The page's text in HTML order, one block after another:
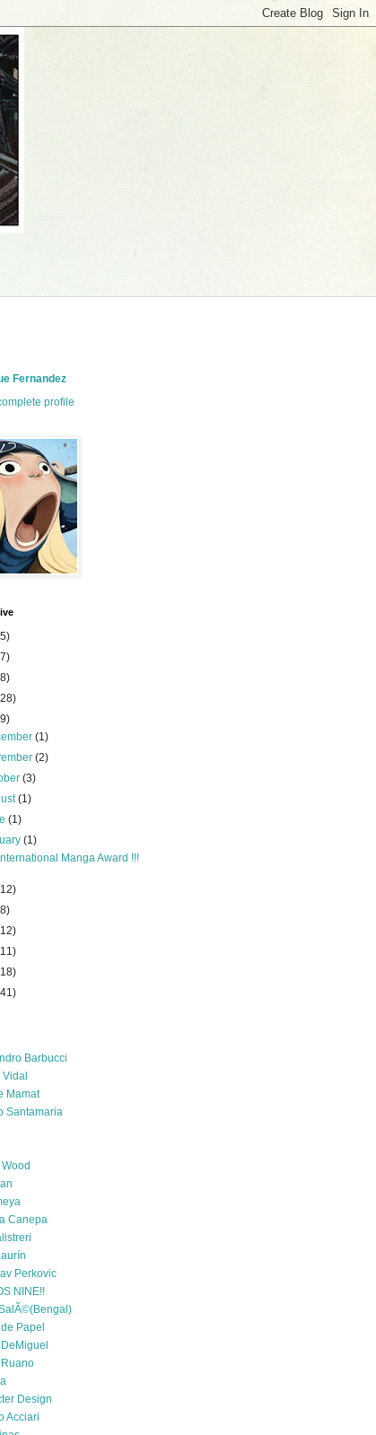
Fernandez
profile
(1)
(2)
(3)
(1)
(1)
(1)
Manga Award !!!
Barbucci
Mamat
Santamaria
Canepa
Perkovic
NINE!!
Papel
Design
Acciari